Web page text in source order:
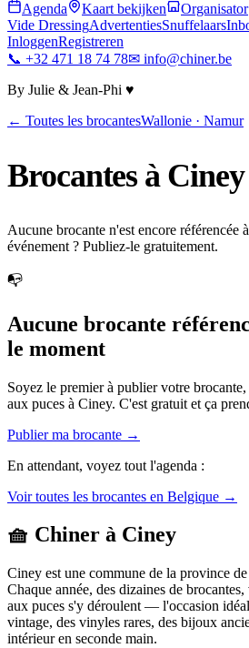
Agenda
Kaart bekijken
Organisator
Vide DressingAdvertentiesSnuffelaars
InloggenRegistreren
📞 +32 471 18 74 78✉ info@chiner.be
By Julie & Jean-Phi ♥
← Toutes les brocantesWallonie · Namur
Brocantes à Ciney
Aucune brocante n'est encore référencée
événement ? Publiez-le gratuitement.
📭
Aucune brocante
le moment
Soyez le premier à publier votre
aux puces à Ciney. C'est gratuit et ça
Publier ma brocante →
En attendant, voyez tout l'agenda :
Voir toutes les brocantes en Belgique →
🧺 Chiner à Ciney
Ciney est une commune de la province de
Chaque année, des dizaines de
aux puces s'y déroulent — l'occasion
vintage, des vinyles rares, des bijoux
intérieur en seconde main.